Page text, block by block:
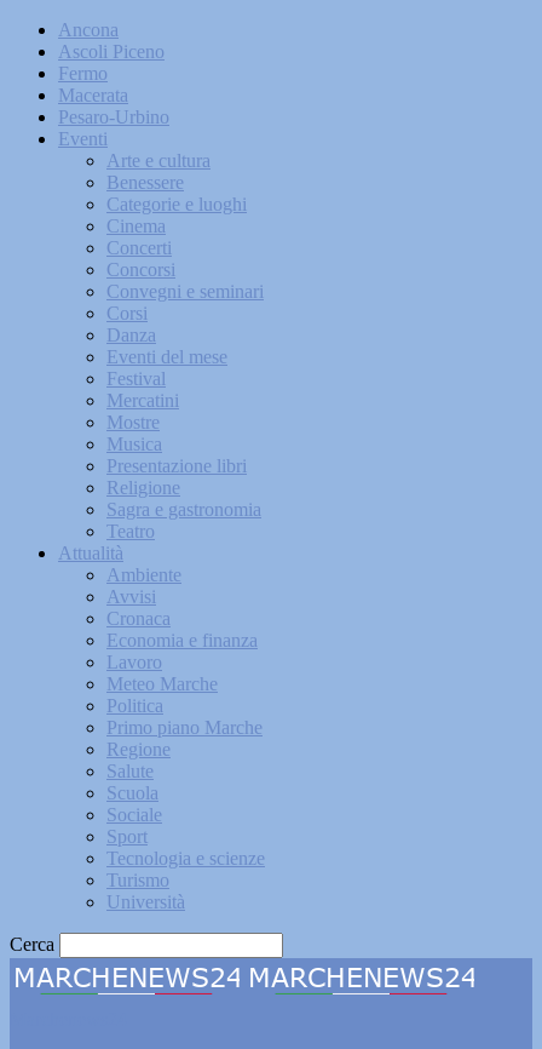
Ancona
Ascoli Piceno
Fermo
Macerata
Pesaro-Urbino
Eventi
Arte e cultura
Benessere
Categorie e luoghi
Cinema
Concerti
Concorsi
Convegni e seminari
Corsi
Danza
Eventi del mese
Festival
Mercatini
Mostre
Musica
Presentazione libri
Religione
Sagra e gastronomia
Teatro
Attualità
Ambiente
Avvisi
Cronaca
Economia e finanza
Lavoro
Meteo Marche
Politica
Primo piano Marche
Regione
Salute
Scuola
Sociale
Sport
Tecnologia e scienze
Turismo
Università
Cerca